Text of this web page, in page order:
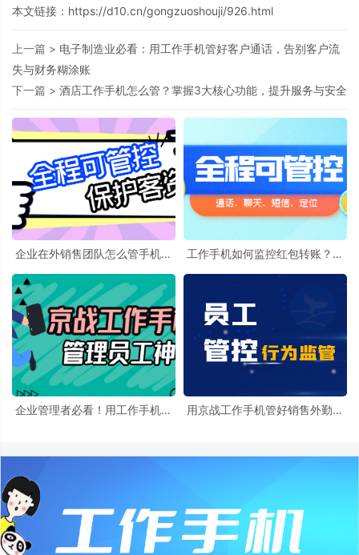
本文链接： https://d10.cn/gongzuoshouji/926.html
上一篇 > 电子制造业必看：用工作手机管好客户通话，告别客户流
失与财务糊涂账
下一篇 > 酒店工作手机怎么管？掌握3大核心功能，提升服务与安全
企业在外销售团队怎么管手机？
能管微信
工作手机如何监控红包转账？金
企业管理者必看！用工作手机防
用京战工作手机管好销售外勤？